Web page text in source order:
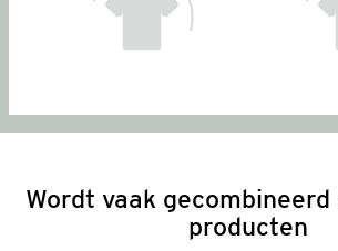
Wordt vaak
producten